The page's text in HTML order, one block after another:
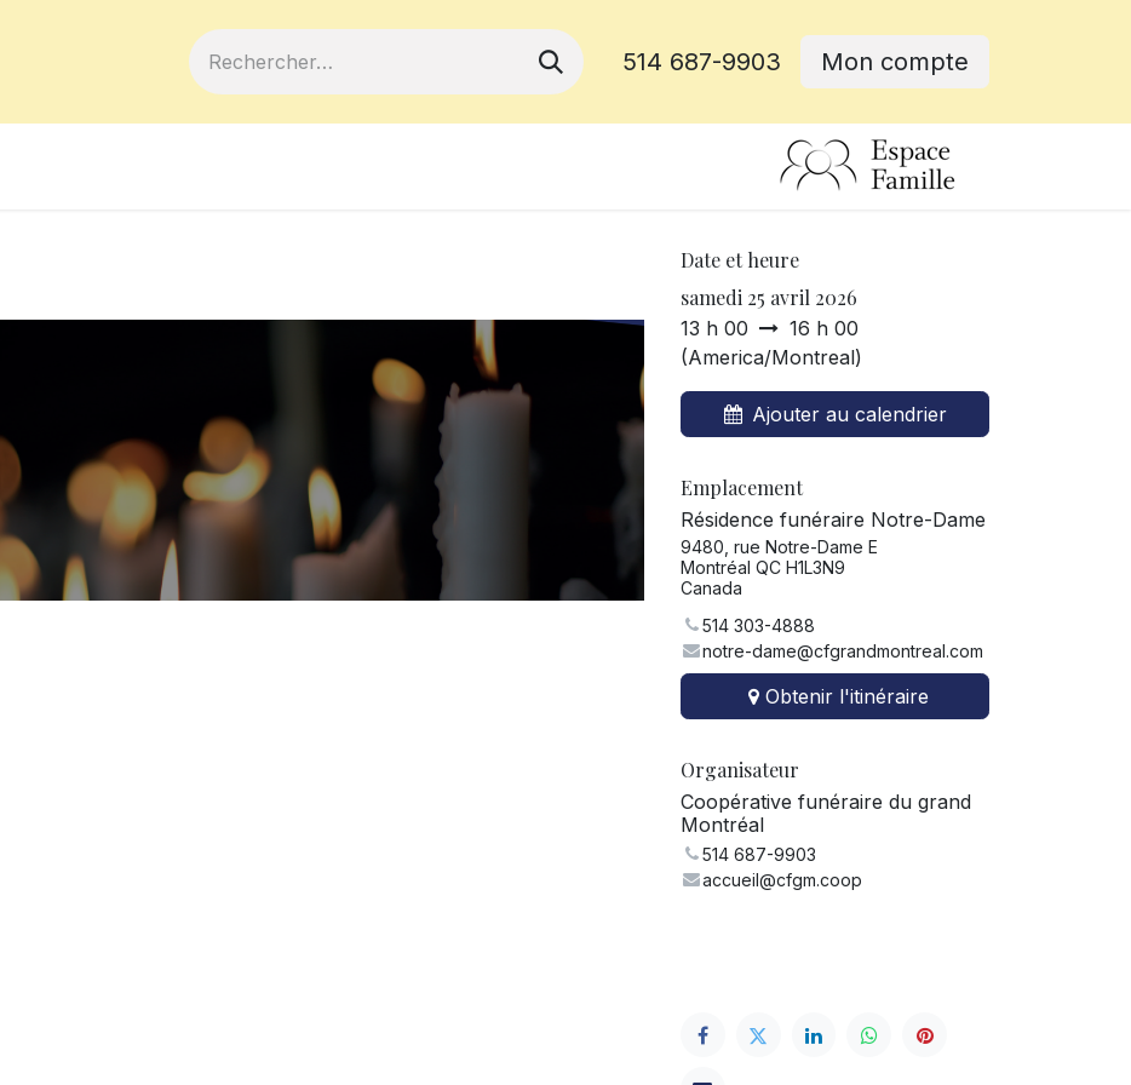
514 687-9903 Mon compte
Date et heure
samedi 25 avril 2026
13 h 00
16 h 00
(America/Montreal)
Ajouter au calendrier
Emplacement
Résidence funéraire Notre-Dame
9480, rue Notre-Dame E
Montréal QC H1L3N9
Canada
514 303-4888
notre-dame@cfgrandmontreal.com
Obtenir l'itinéraire
Organisateur
Coopérative funéraire du grand
Montréal
514 687-9903
accueil@cfgm.coop